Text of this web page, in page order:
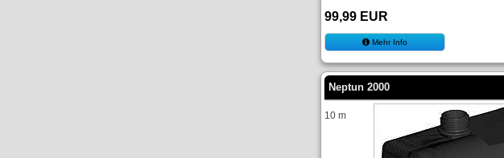
99,99 EUR
Mehr Info
Neptun 2000
10 m